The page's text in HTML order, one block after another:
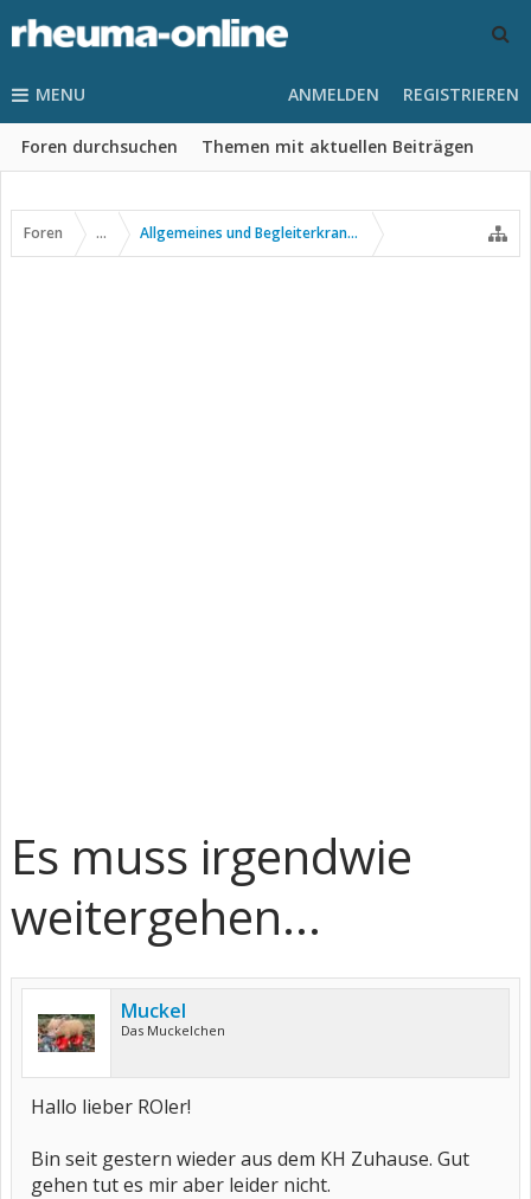
MENU
Foren durchsuchen Themen mit aktuellen Beiträgen
ANMELDEN REGISTRIEREN
Foren ... Allgemeines und Begleiterkrankungen
Es muss irgendwie
weitergehen...
Muckel
Das Muckelchen
Hallo lieber ROler!
Bin seit gestern wieder aus dem KH Zuhause. Gut
gehen tut es mir aber leider nicht.